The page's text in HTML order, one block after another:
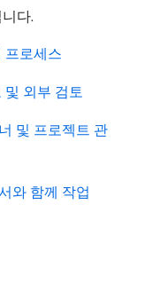
다.
프로세스
및 외부 검토
및 프로젝트 관
와 함께 작업